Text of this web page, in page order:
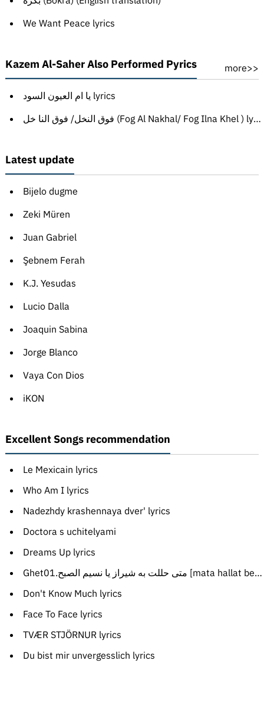
We Want Peace lyrics
Kazem Al-Saher Also Performed Pyrics more>>
يا ام العيون السود lyrics
فوق النخل/ فوق النا خل (Fog Al Nakhal/ Fog Ilna Khel ) lyrics
Latest update
Bijelo dugme
Zeki Müren
Juan Gabriel
Şebnem Ferah
K.J. Yesudas
Lucio Dalla
Joaquin Sabina
Jorge Blanco
Vaya Con Dios
iKON
Excellent Songs recommendation
Le Mexicain lyrics
Who Am I lyrics
Nadezhdy krashennaya dver' lyrics
Doctora s uchitelyami
Dreams Up lyrics
Ghet01.متی حللت به شیراز یا نسیم الصبح [mata hallat be shiraz ya nasime sobh] lyrics
Don't Know Much lyrics
Face To Face lyrics
TVÆR STJÖRNUR lyrics
Du bist mir unvergesslich lyrics